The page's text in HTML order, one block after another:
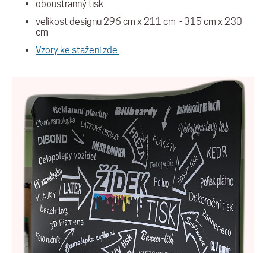
oboustranný tisk
velikost designu 296 cm x 211 cm - 315 cm x 230
cm
Vzory ke staženi zde